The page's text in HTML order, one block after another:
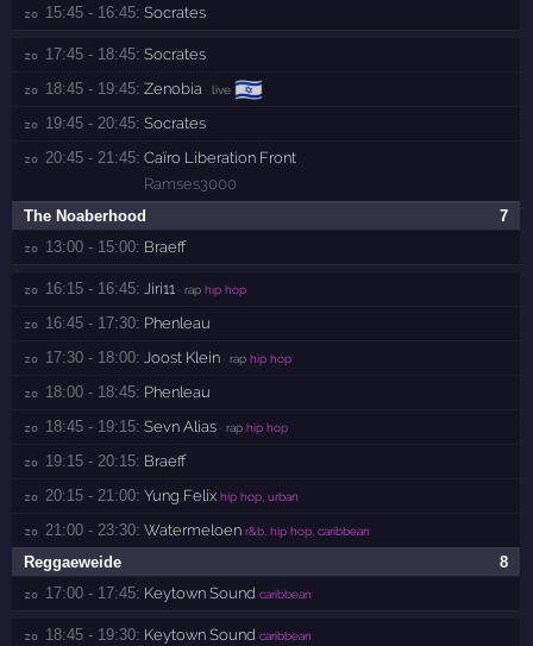
zo 15:45 - 16:45: Socrates
zo 17:45 - 18:45: Socrates
zo 18:45 - 19:45: Zenobia · live 🇮🇱
zo 19:45 - 20:45: Socrates
zo 20:45 - 21:45: Caïro Liberation Front
Ramses3000
7
The Noaberhood
zo 13:00 - 15:00: Braeff
zo 16:15 - 16:45: Jiri11 · rap hip hop
zo 16:45 - 17:30: Phenleau
zo 17:30 - 18:00: Joost Klein · rap hip hop
zo 18:00 - 18:45: Phenleau
zo 18:45 - 19:15: Sevn Alias · rap hip hop
zo 19:15 - 20:15: Braeff
zo 20:15 - 21:00: Yung Felix hip hop, urban
zo 21:00 - 23:30: Watermeloen r&b, hip hop, caribbean
8
Reggaeweide
zo 17:00 - 17:45: Keytown Sound caribbean
zo 18:45 - 19:30: Keytown Sound caribbean